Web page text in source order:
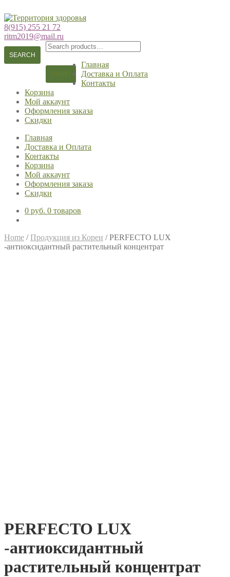
Перейти
к
навигации
Перейти
к
содержимому
8(915) 255 21 72
ritm2019@mail.ru
Search
for:
SEARCH
Главная
Доставка и Оплата
Контакты
Корзина
Мой аккаунт
Оформления заказа
Скидки
Главная
Доставка и Оплата
Контакты
Корзина
Мой аккаунт
Оформления заказа
Скидки
0 руб. 0 товаров
Home / Продукция из Кореи /PERFECTO LUX
-антиоксидантный растительный концентрат
PERFECTO LUX
-антиоксидантный
растительный концентрат